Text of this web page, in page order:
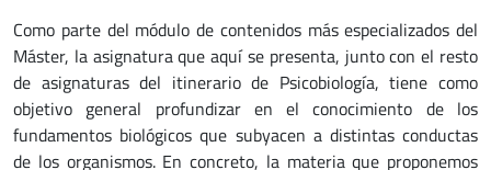
Como parte del módulo de contenidos más especializados del
Máster, la asignatura que aquí se presenta, junto con el resto
de asignaturas del itinerario de Psicobiología, tiene como
objetivo general profundizar en el conocimiento de los
fundamentos biológicos que subyacen a distintas conductas
de los organismos. En concreto, la materia que proponemos